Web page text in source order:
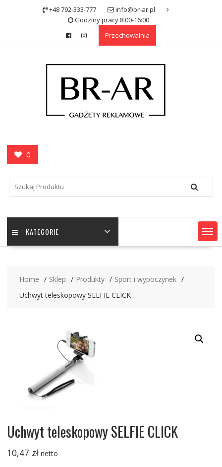
+48 792-333-777
info@br-ar.pl
Godziny pracy 8:00-16:00
Przechowalnia
0
KATEGORIE
Home Sklep Produkty
Sport i wypoczynek
Uchwyt teleskopowy SELFIE CLICK
Uchwyt teleskopowy SELFIE CLICK
10,47 zł netto